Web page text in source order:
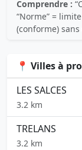
Comprendre :
“Norme” =
(conforme)
📍 Villes à
LES SALCES
3.2 km
TRELANS
3.2 km